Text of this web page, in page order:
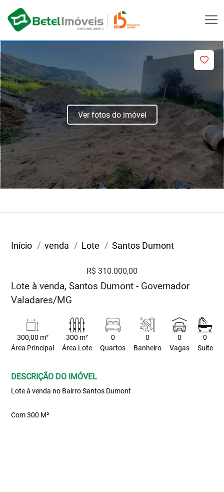
Ver fotos do imóvel
Início venda Lote Santos Dumont
R$ 310.000,00
Lote à venda, Santos Dumont - Governador
Valadares/MG
300,00 m²
Área Principal
300 m²
Área Lote
0
Quartos
0
Banheiro
0
Vagas
0
Suite
DESCRIÇÃO DO IMÓVEL
Lote à venda no Bairro Santos Dumont
Com 300 M²